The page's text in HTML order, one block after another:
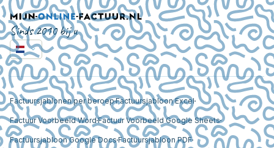
Sinds 2010 bij u
Factuursjablonen per beroepFactuursjabloon Excel
Factuur Voorbeeld WordFactuur Voorbeeld Google Sheets
Factuursjabloon Google Docs Factuursjabloon PDF